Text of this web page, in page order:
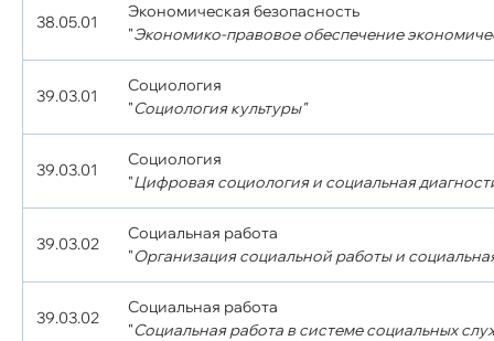
38.05.01
Экономическая безопасность
"Экономико-правовое обеспечение
39.03.01
Социология
"Социология культуры"
39.03.01
Социология
"Цифровая социология и социальная
39.03.02
Социальная работа
"Организация социальной работы и
39.03.02
Социальная работа
"Социальная работа в системе социальных